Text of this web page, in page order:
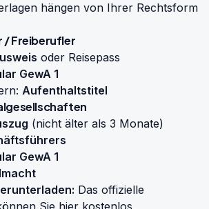
hängen von Ihrer Rechtsform
/ Freiberufler
oder Reisepass
GewA 1
Aufenthaltstitel
(nicht älter als 3 Monate)
GewA 1
Das offizielle
Sie hier kostenlos